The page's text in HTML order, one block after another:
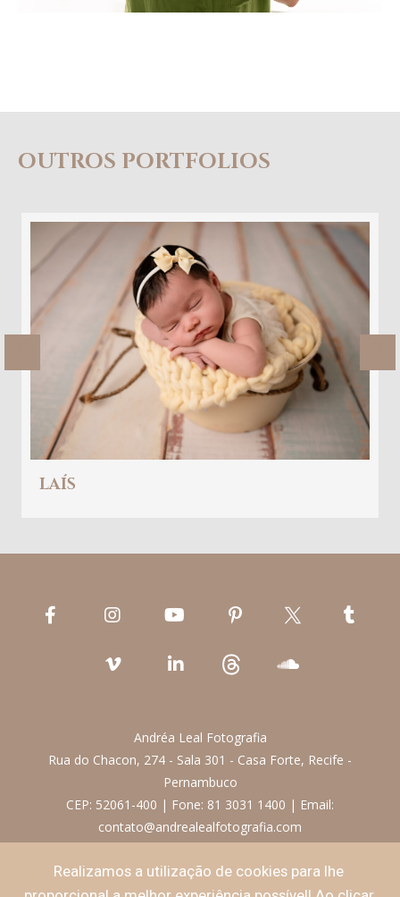
OUTROS PORTFOLIOS
LIANA
Previous
Andréa Leal Fotografia
Rua do Chacon, 274 - Sala 301 - Casa Forte, Recife -
Pernambuco
CEP: 52061-400 | Fone: 81 3031 1400 | Email:
contato@andrealealfotografia.com
Termos de Uso
Realizamos a utilização de cookies para lhe